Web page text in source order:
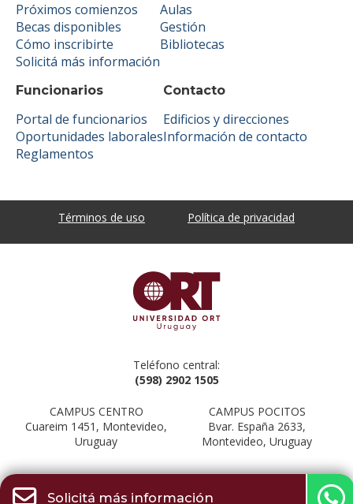
Solicitá más información
Próximos comienzos
Becas disponibles
Cómo inscribirte
Solicitá más información
Aulas
Gestión
Bibliotecas
Funcionarios
Portal de funcionarios
Oportunidades laborales
Reglamentos
Contacto
Edificios y direcciones
Información de contacto
Términos de uso Política de privacidad
Teléfono central:
(598) 2902 1505
CAMPUS CENTRO
Cuareim 1451, Montevideo,
Uruguay
CAMPUS POCITOS
Bvar. España 2633,
Montevideo, Uruguay